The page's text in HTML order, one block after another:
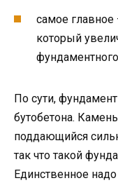
самое
который
По сути,
бутобетона.
поддающийся
так что такой
Единственное